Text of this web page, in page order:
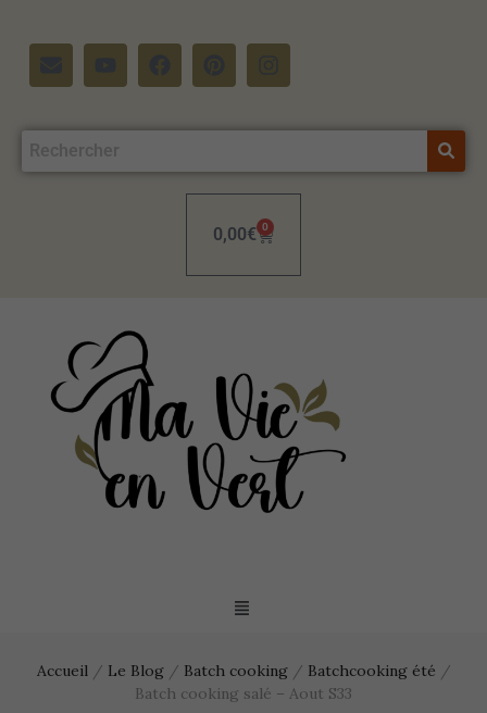
0,00€ 0
Accueil / Le Blog / Batch cooking / Batchcooking été /
Batch cooking salé – Aout S33